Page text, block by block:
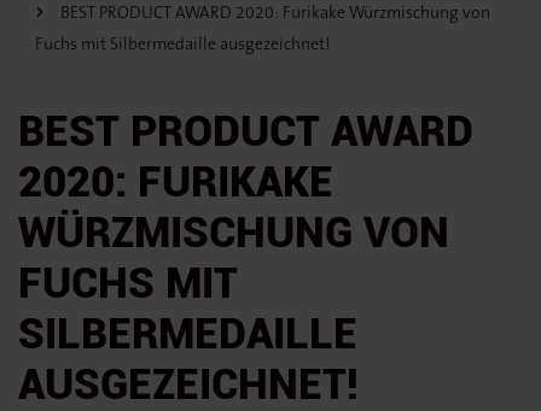
BEST PRODUCT AWARD 2020: Furikake Würzmischung von
Fuchs mit Silbermedaille ausgezeichnet!
BEST PRODUCT AWARD
2020: FURIKAKE
WÜRZMISCHUNG VON
FUCHS MIT
SILBERMEDAILLE
AUSGEZEICHNET!